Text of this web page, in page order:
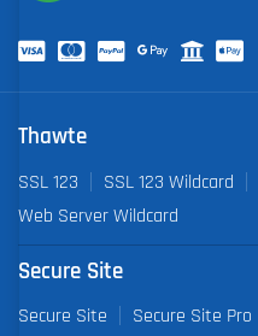
Thawte
SSL 123 SSL 123 Wildcard
Web Server Wildcard
Secure Site
Secure Site Secure Site Pro